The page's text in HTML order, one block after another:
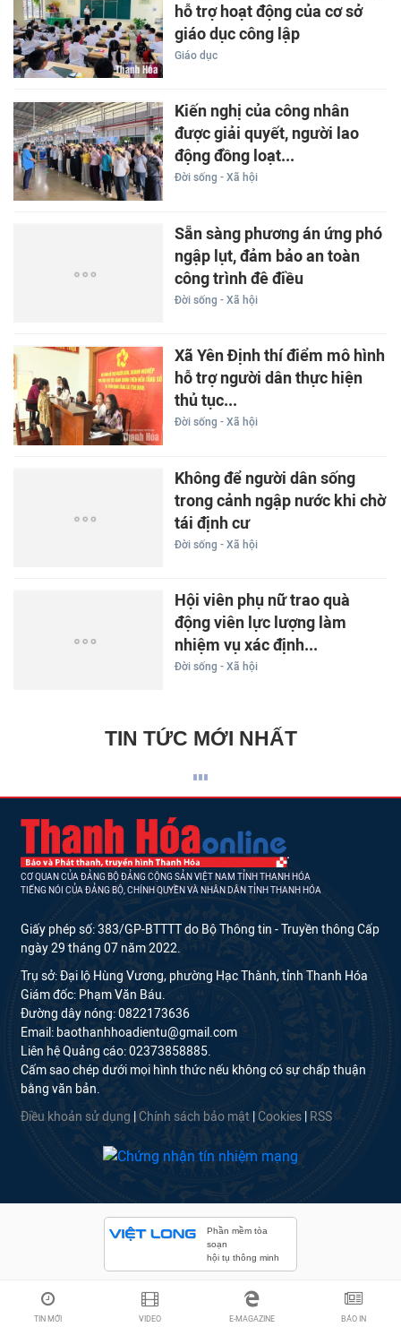
hỗ trợ hoạt động của cơ sở
giáo dục công lập
Giáo dục
Kiến nghị của công nhân
được giải quyết, người lao
động đồng loạt...
Đời sống - Xã hội
Sẵn sàng phương án ứng phó
ngập lụt, đảm bảo an toàn
công trình đê điều
Đời sống - Xã hội
Xã Yên Định thí điểm mô hình
hỗ trợ người dân thực hiện
thủ tục...
Đời sống - Xã hội
Không để người dân sống
trong cảnh ngập nước khi chờ
tái định cư
Đời sống - Xã hội
Hội viên phụ nữ trao quà
động viên lực lượng làm
nhiệm vụ xác định...
Đời sống - Xã hội
TIN TỨC MỚI NHẤT
CƠ QUAN CỦA ĐẢNG BỘ ĐẢNG CỘNG SẢN VIỆT NAM TỈNH THANH HÓA
TIẾNG NÓI CỦA ĐẢNG BỘ, CHÍNH QUYỀN VÀ NHÂN DÂN TỈNH THANH HÓA
Giấy phép số: 383/GP-BTTTT do Bộ Thông tin - Truyền thông Cấp
ngày 29 tháng 07 năm 2022.
Trụ sở: Đại lộ Hùng Vương, phường Hạc Thành, tỉnh Thanh Hóa
Giám đốc: Phạm Văn Báu.
Đường dây nóng: 0822173636
Email: baothanhhoadientu@gmail.com
Liên hệ Quảng cáo: 02373858885.
Cấm sao chép dưới mọi hình thức nếu không có sự chấp thuận
bằng văn bản.
Điều khoản sử dụng Chính sách bảo mật Cookies RSS
Phần mềm tòa
soạn
hội tụ thông minh
TIN MỚI VIDEO E-MAGAZINE BÁO IN